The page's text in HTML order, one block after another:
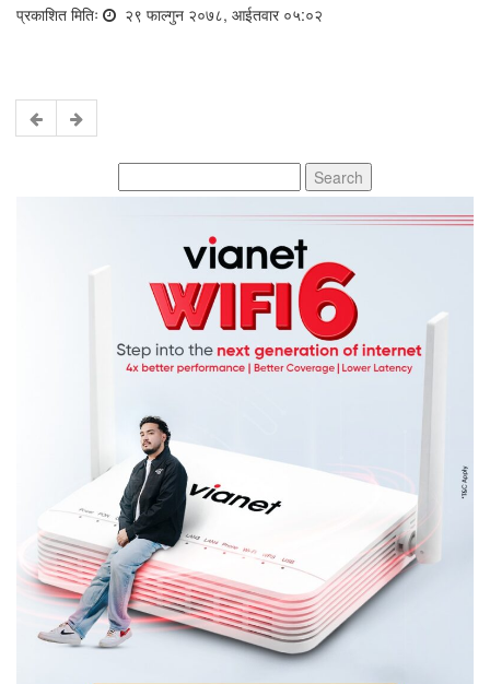
प्रकाशित मितिः २९ फाल्गुन २०७८, आईतवार ०५:०२
for: